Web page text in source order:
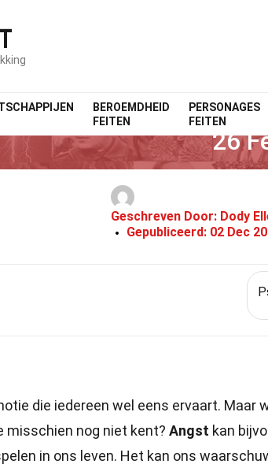
BEROEMDHEID
FEITEN
PERSONAGES
FEITEN
Home
26
Geschreven Door: Dody
Gepubliceerd: 02 Dec
die iedereen wel eens ervaart.
misschien nog niet kent? Angst kan
in ons leven. Het kan ons